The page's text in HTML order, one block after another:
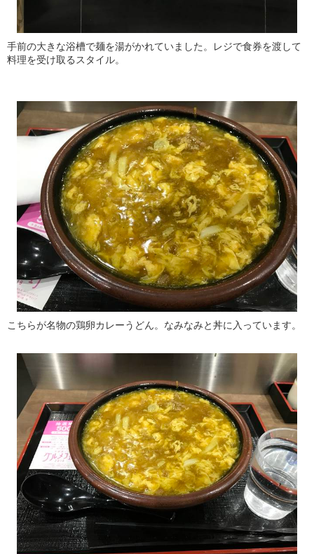
手前の大きな浴槽で麺を湯がかれていました。レジで食券を渡して
料理を受け取るスタイル。
こちらが名物の鶏卵カレーうどん。なみなみと丼に入っています。